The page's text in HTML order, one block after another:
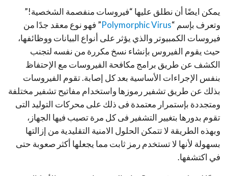
يمكن ايضًا أن نطلق عليها “فيروسات منفصمة الشخصية!”
وتعرف بإسم “Polymorphic Virus” فهو نوع معقد جدًا من
فيروسات الكمبيوتر والذي يؤثر على أنواع البيانات ووظائفها،
حيث يقوم الفيروس بإنشاء نسخ مكررة من نفسه لتجنب
الكشف عن طريق برامج مكافحة الفيروسات مع الإحتفاظ
بنفس الإجراءات الأساسية بعد كل إصابة. تقوم الفيروسات
بذلك عن طريق تشفير رموزها واستخدام مفاتيح تشفير مختلفة
ومتجددة بإستمرار معتمدة فى ذلك على محركات التوليد التى
تقوم بدورها بتغيير التشفير فى كل مرة تصيب فيها الجهاز،
وبهذه الطريقة لا تتمكن الحلول الامنية التقليدية من إزالتها
بسهولة لأنها لا تستخدم رمز ثابت مما يجعلها أكثر صعوبة حتى
في اكتشفها.